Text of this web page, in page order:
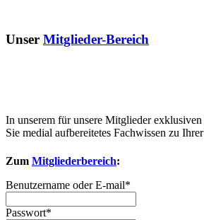
Unser Mitglieder-Bereich
In unserem für unsere Mitglieder
Sie medial aufbereitetes Fachwissen zu
Zum Mitgliederbereich:
Benutzername oder E-mail*
Passwort*